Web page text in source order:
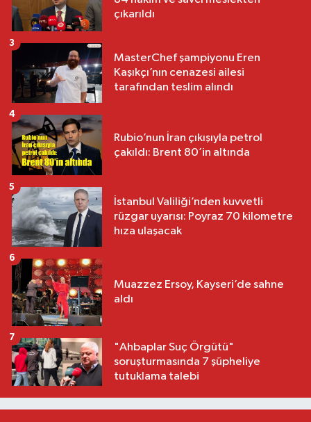
çıkarıldı
MasterChef şampiyonu Eren
Kaşıkçı’nın cenazesi ailesi
tarafından teslim alındı
3
Rubio’nun İran çıkışıyla petrol
çakıldı: Brent 80’in altında
4
İstanbul Valiliği’nden kuvvetli
rüzgar uyarısı: Poyraz 70 kilometre
hıza ulaşacak
5
Muazzez Ersoy, Kayseri’de sahne
aldı
6
"Ahbaplar Suç Örgütü"
soruşturmasında 7 şüpheliye
tutuklama talebi
7